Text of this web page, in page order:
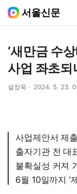
서울신문
‘새만금 수
사업 좌초되
설정욱 2024. 5. 23.
사업제안서 제
출자기관 전 대
불확실성 커져
6월 10일까지 ‘